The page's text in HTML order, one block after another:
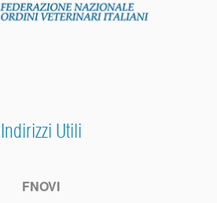
Indirizzi Utili
FNOVI